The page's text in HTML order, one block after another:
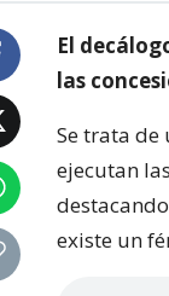
El
las
Se trata de
ejecutan
existe un